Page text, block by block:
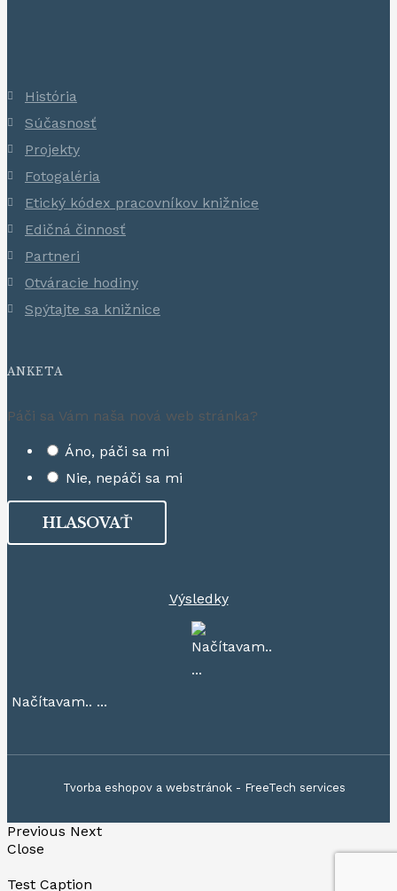
História
Súčasnosť
Projekty
Fotogaléria
Etický kódex pracovníkov knižnice
Edičná činnosť
Partneri
Otváracie hodiny
Spýtajte sa knižnice
ANKETA
Páči sa Vám naša nová web stránka?
Áno, páči sa mi
Nie, nepáči sa mi
Výsledky
Načítavam.. ...
Tvorba eshopov a webstránok - FreeTech services
Previous Next
Close
Test Caption